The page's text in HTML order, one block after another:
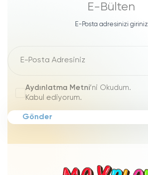
E-Bülten
E-Posta adresinizi giriniz
Aydınlatma Metni’ni Okudum.
Kabul ediyorum.
Gönder